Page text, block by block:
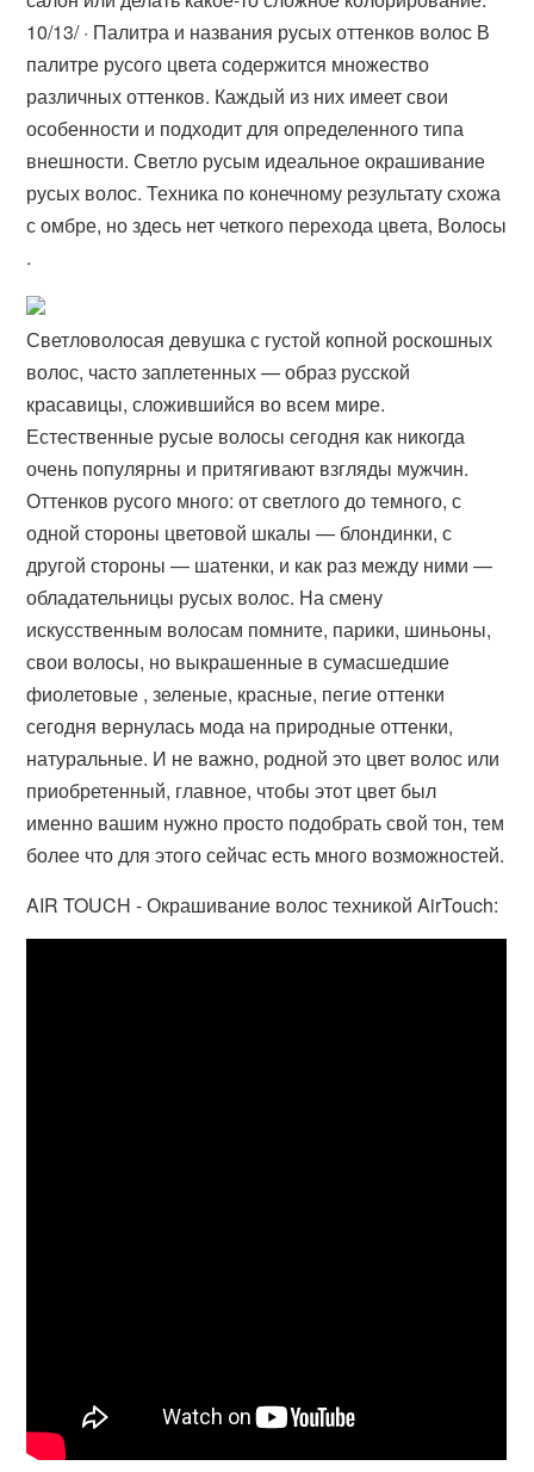
10/13/ · Палитра и названия русых оттенков волос В
палитре русого цвета содержится множество
различных оттенков. Каждый из них имеет свои
особенности и подходит для определенного типа
внешности. Светло русым идеальное окрашивание
русых волос. Техника по конечному результату схожа
с омбре, но здесь нет четкого перехода цвета, Волосы
.
Светловолосая девушка с густой копной роскошных
волос, часто заплетенных — образ русской
красавицы, сложившийся во всем мире.
Естественные русые волосы сегодня как никогда
очень популярны и притягивают взгляды мужчин.
Оттенков русого много: от светлого до темного, с
одной стороны цветовой шкалы — блондинки, с
другой стороны — шатенки, и как раз между ними —
обладательницы русых волос. На смену
искусственным волосам помните, парики, шиньоны,
свои волосы, но выкрашенные в сумасшедшие
фиолетовые , зеленые, красные, пегие оттенки
сегодня вернулась мода на природные оттенки,
натуральные. И не важно, родной это цвет волос или
приобретенный, главное, чтобы этот цвет был
именно вашим нужно просто подобрать свой тон, тем
более что для этого сейчас есть много возможностей.
AIR TOUCH - Окрашивание волос техникой AirTouch: